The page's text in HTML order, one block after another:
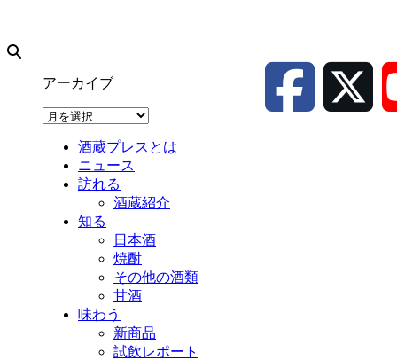
アーカイブ
ア
酒蔵プレスとは
ニュース
訪れる
酒蔵紹介
知る
日本酒
焼酎
その他の酒類
甘酒
味わう
新商品
試飲レポート